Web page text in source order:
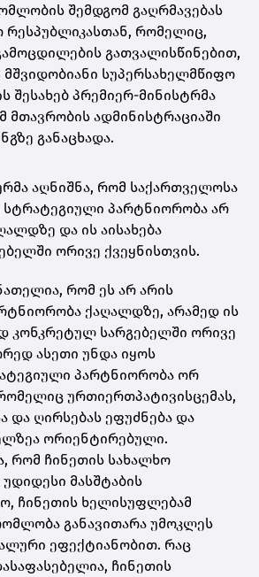
შემდგომ გაღრმავებას
რესპუბლიკასთან, რომელიც,
გათვალისწინებით,
სუპერსახელმწიფო
შესახებ პრემიერ-მინისტრმა
მთავრობის ადმინისტრაციაში
განაცხადა.
აღნიშნა, რომ საქართველოსა
სტრატეგიული პარტნიორობა არ
და ის აისახება
ორივე ქვეყნისთვის.
რომ ეს არ არის
ქაღალდზე, არამედ ის
კონკრეტულ სარგებელში ორივე
ასეთი უნდა იყოს
პარტნიორობა ორ
ურთიერთპატივისცემას,
და ღირსებას ეფუძნება და
ორიენტირებული.
რომ ჩინეთის სახალხო
მასშტაბის
ჩინეთის ხელისუფლებამ
განავითარა უმოკლეს
ეფექტიანობით. რაც
ჩინეთის